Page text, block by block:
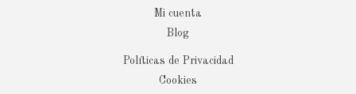
Mi cuenta
Blog
Políticas de Privacidad
Cookies